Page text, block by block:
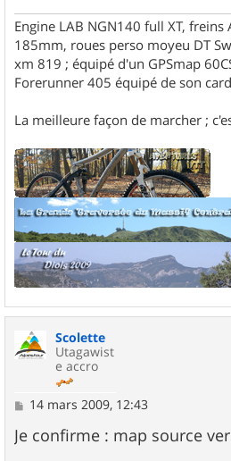
Engine LAB NGN140 full XT,
185mm, roues perso moyeu DT
xm 819 ; équipé d'un GPSmap
Forerunner 405 équipé de son
La meilleure façon de marcher ;
Scolette
Utagawist
e accro
M
s
s
14 mars 2009, 12:43
Je confirme : map source